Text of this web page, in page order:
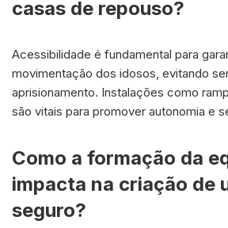
casas de repouso?
Acessibilidade é fundamental para
movimentação dos idosos, evitando
aprisionamento. Instalações como
são vitais para promover autonomia e
Como a formação da
impacta na criação de
seguro?